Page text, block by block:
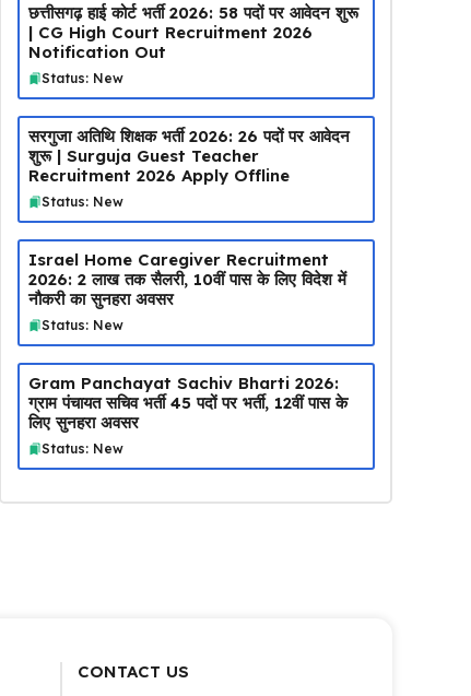
छत्तीसगढ़ हाई कोर्ट भर्ती 2026: 58 पदों पर आवेदन शुरू
| CG High Court Recruitment 2026
Notification Out
Status: New
सरगुजा अतिथि शिक्षक भर्ती 2026: 26 पदों पर आवेदन
शुरू | Surguja Guest Teacher
Recruitment 2026 Apply Offline
Status: New
Israel Home Caregiver Recruitment
2026: ₹2 लाख तक सैलरी, 10वीं पास के लिए विदेश में
नौकरी का सुनहरा अवसर
Status: New
Gram Panchayat Sachiv Bharti 2026:
ग्राम पंचायत सचिव भर्ती 45 पदों पर भर्ती, 12वीं पास के
लिए सुनहरा अवसर
Status: New
CONTACT US